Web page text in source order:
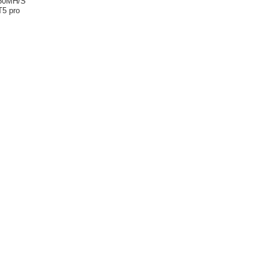
pro